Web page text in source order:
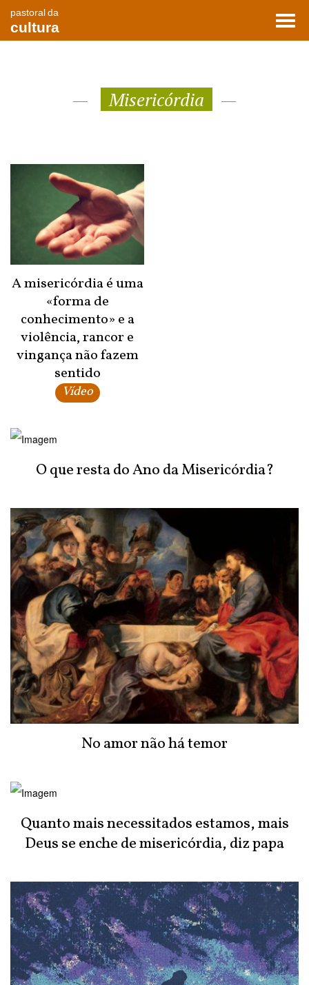
pastoral da
cultura
Misericórdia
A misericórdia é uma
«forma de
conhecimento» e a
violência, rancor e
vingança não fazem
sentido
Vídeo
O que resta do Ano da Misericórdia?
No amor não há temor
Quanto mais necessitados estamos, mais
Deus se enche de misericórdia, diz papa